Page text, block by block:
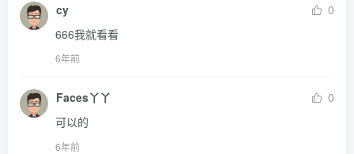
cy
0
666我就看看
6年前
Faces丫丫
0
可以的
6年前